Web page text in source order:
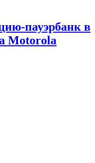
пауэрбанк в
Motorola